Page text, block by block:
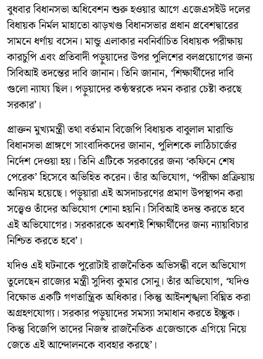
বুধবার বিধানসভা অধিবেশন শুরু হওয়ার আগে এজেএসইউ দলের
বিধায়ক নির্মল মাহাতো ঝাড়খণ্ড বিধানসভার প্রধান প্রবেশদ্বারের
সামনে ধর্ণায় বসেন। মান্ডু এলাকার নবনির্বাচিত বিধায়ক পরীক্ষায়
কারচুপি এবং প্রতিবাদী পড়ুয়াদের উপর পুলিশের বলপ্রয়োগের জন্য
সিবিআই তদন্তের দাবি জানান। তিনি জানান, ‘শিক্ষার্থীদের দাবি
গুলো ন্যায্য ছিল। পড়ুয়াদের কণ্ঠস্বরকে দমন করার চেষ্টা করছে
সরকার’।
প্রাক্তন মুখ্যমন্ত্রী তথা বর্তমান বিজেপি বিধায়ক বাবুলাল মারান্ডি
বিধানসভা প্রাঙ্গণে সাংবাদিকদের জানান, পুলিশকে লাঠিচার্জের
নির্দেশ দেওয়া হয়। তিনি এটিকে সরকারের জন্য ‘কফিনে শেষ
পেরেক’ হিসেবে অভিহিত করেন। তাঁর অভিযোগ, ‘পরীক্ষা প্রক্রিয়ায়
অনিয়ম হয়েছে। পড়ুয়ারা এই অসদাচরণের প্রমাণ উপস্থাপন করা
সত্ত্বেও তাঁদের অভিযোগ শোনা হয়নি। সিবিআই তদন্ত করতে হবে
এই অভিযোগের। সরকারকে অবশ্যই শিক্ষার্থীদের জন্য ন্যায়বিচার
নিশ্চিত করতে হবে’।
যদিও এই ঘটনাকে পুরোটাই রাজনৈতিক অভিসন্ধী বলে অভিযোগ
তুলেছেন রাজ্যের মন্ত্রী সুদিব্য কুমার সোনু। তাঁর অভিযোগ, ‘যদিও
বিক্ষোভ একটি গণতান্ত্রিক অধিকার। কিন্তু আইনশৃঙ্খলা বিঘ্নিত করা
অগ্রহণযোগ্য। সরকার পড়ুয়াদের সমস্যা সমাধান করতে ইচ্ছুক।
কিন্তু বিজেপি তাদের নিজস্ব রাজনৈতিক এজেন্ডাকে এগিয়ে নিয়ে
জেতে এই আন্দোলনকে ব্যবহার করছে’।